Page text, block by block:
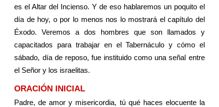
es el Altar del Incienso. Y de eso hablaremos un poquito el
día de hoy, o por lo menos nos lo mostrará el capítulo del
Éxodo. Veremos a dos hombres que son llamados y
capacitados para trabajar en el Tabernáculo y cómo el
sábado, día de reposo, fue instituido como una señal entre
el Señor y los israelitas.
ORACIÓN INICIAL
Padre, de amor y misericordia, tú qué haces elocuente la